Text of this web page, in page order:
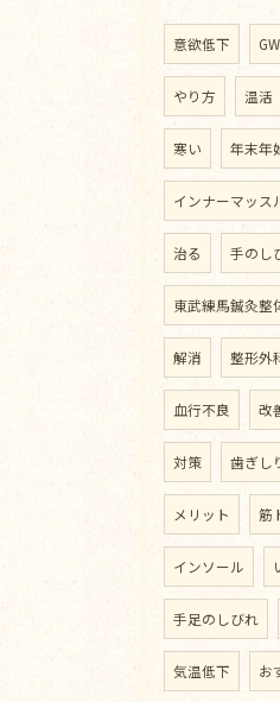
意欲低下 GW
やり方 温活
寒い 年末年
インナーマッス
治る 手のし
東武練馬鍼灸整
解消 整形外
血行不良 改
対策 歯ぎし
メリット 筋
インソール
手足のしびれ
気温低下 お